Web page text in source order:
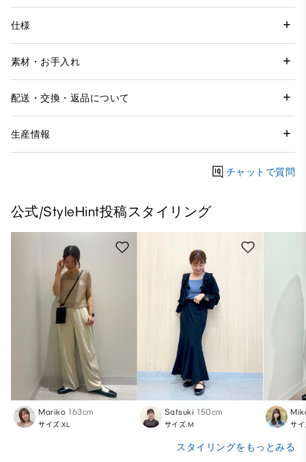
仕様
素材・お手入れ
配送・交換・返品について
生産情報
チャットで質問
公式/StyleHint投稿スタイリング
Mariko 163cm
サイズ:XL
Satsuki 150cm
サイズ:M サイ
スタイリングをもっとみる